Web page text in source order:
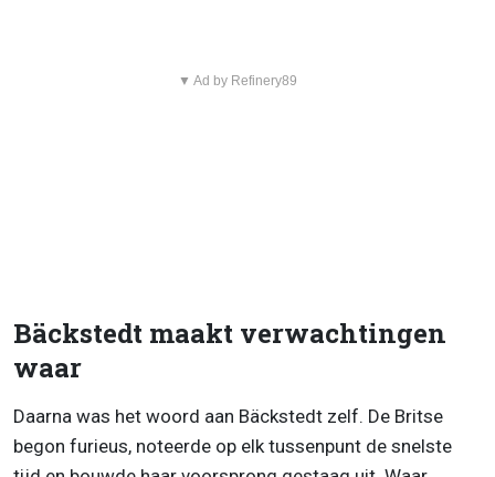
▼ Ad by Refinery89
Bäckstedt maakt verwachtingen
waar
Daarna was het woord aan Bäckstedt zelf. De Britse
begon furieus, noteerde op elk tussenpunt de snelste